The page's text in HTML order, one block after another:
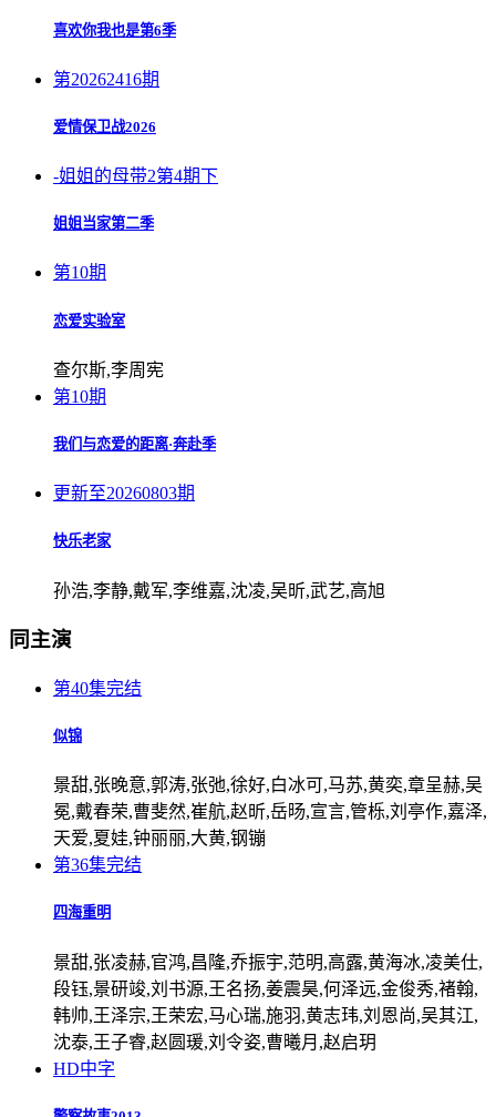
喜欢你我也是第6季
第20262416期
爱情保卫战2026
-姐姐的母带2第4期下
姐姐当家第二季
第10期
恋爱实验室
查尔斯,李周宪
第10期
我们与恋爱的距离·奔赴季
更新至20260803期
快乐老家
孙浩,李静,戴军,李维嘉,沈凌,吴昕,武艺,高旭
同主演
第40集完结
似锦
景甜,张晚意,郭涛,张弛,徐好,白冰可,马苏,黄奕,章呈赫,吴
冕,戴春荣,曹斐然,崔航,赵昕,岳旸,宣言,管栎,刘亭作,嘉泽,
天爱,夏娃,钟丽丽,大黄,钢镚
第36集完结
四海重明
景甜,张凌赫,官鸿,昌隆,乔振宇,范明,高露,黄海冰,凌美仕,
段钰,景研竣,刘书源,王名扬,姜震昊,何泽远,金俊秀,褚翰,
韩帅,王泽宗,王荣宏,马心瑞,施羽,黄志玮,刘恩尚,吴其江,
沈泰,王子睿,赵圆瑗,刘令姿,曹曦月,赵启玥
HD中字